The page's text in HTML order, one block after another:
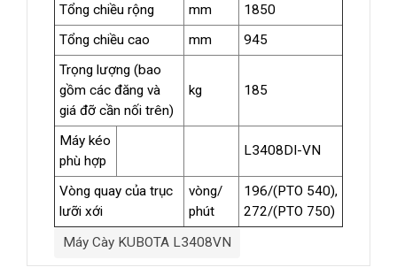
Tổng chiều rộng
mm
1850
Tổng chiều cao
mm
945
Trọng lượng (bao
gồm các đăng và
giá đỡ cần nối trên)
kg 185
Máy kéo
phù hợp
L3408DI-VN
Vòng quay của trục
lưỡi xới
vòng/
phút
196/(PTO 540),
272/(PTO 750)
Máy Cày KUBOTA L3408VN